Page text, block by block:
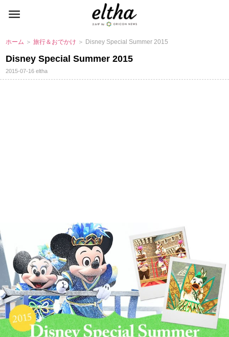
ホーム ＞旅行＆おでかけ ＞ Disney Special Summer 2015
Disney Special Summer 2015
2015-07-16eltha